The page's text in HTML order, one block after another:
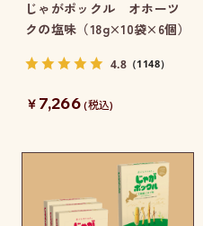
じゃがポックル オホーツ
クの塩味（18g×10袋×6個）
4.8 （1148）
￥7,266 (税込)